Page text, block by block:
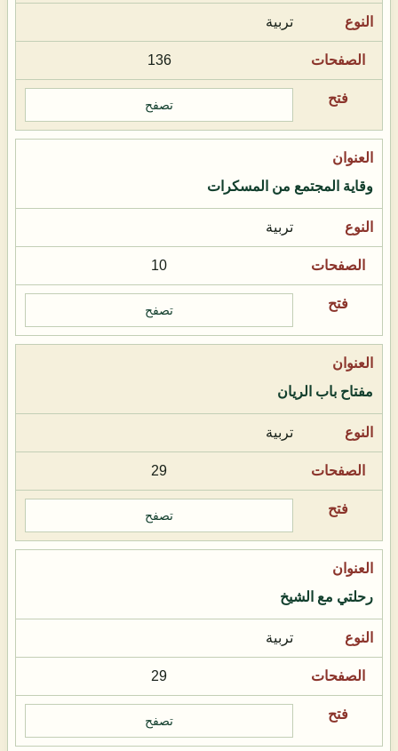
تربية
136
تصفح
وقاية المجتمع من المسكرات
تربية
10
تصفح
مفتاح باب الريان
تربية
29
تصفح
رحلتي مع الشيخ
تربية
29
تصفح